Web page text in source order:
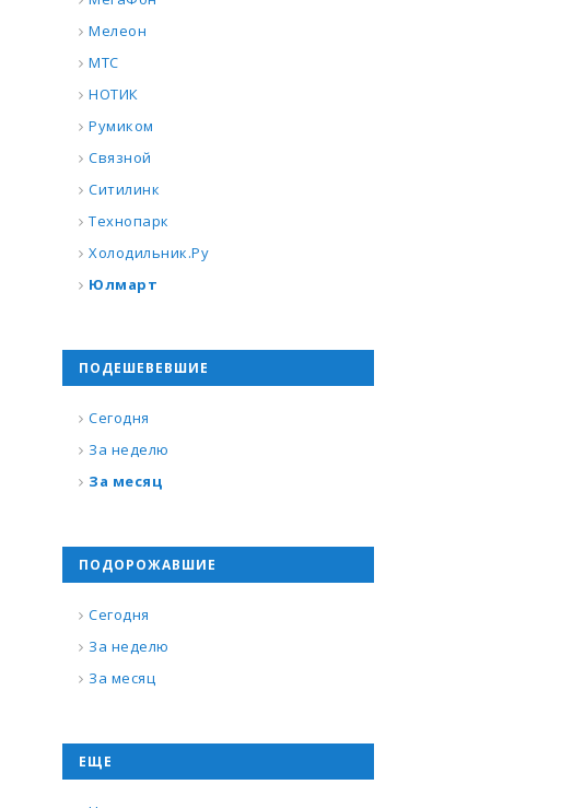
Мелеон
МТС
НОТИК
Румиком
Связной
Ситилинк
Технопарк
Холодильник.Ру
Юлмарт
ПОДЕШЕВЕВШИЕ
Сегодня
За неделю
За месяц
ПОДОРОЖАВШИЕ
Сегодня
За неделю
За месяц
ЕЩЕ